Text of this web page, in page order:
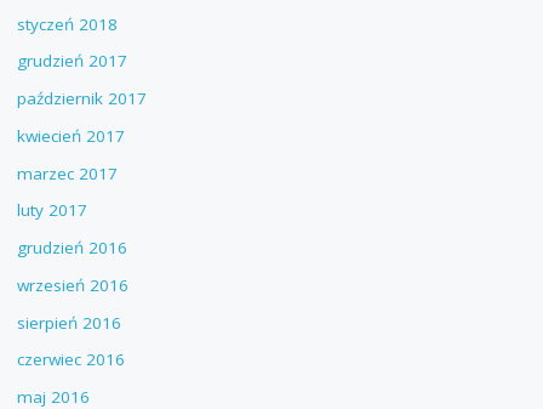
styczeń 2018
grudzień 2017
październik 2017
kwiecień 2017
marzec 2017
luty 2017
grudzień 2016
wrzesień 2016
sierpień 2016
czerwiec 2016
maj 2016